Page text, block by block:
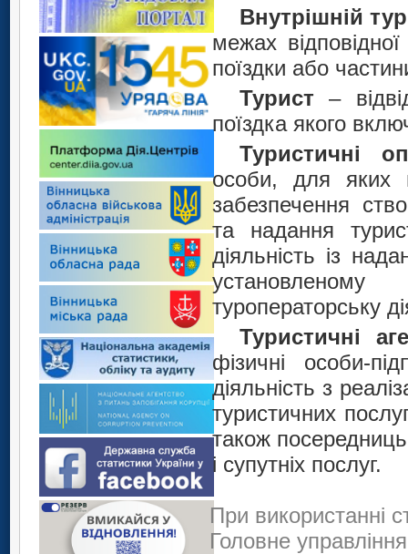
Внутрішній
межах
поїздки або
Турист–
поїздка якого
Туристичні
особи, для яких
забезпечення
та надання
діяльність із
туроператорську
Туристичні
фізичні особи-
діяльність з
туристичних
також
і супутніх послуг.
При використанні
Головне